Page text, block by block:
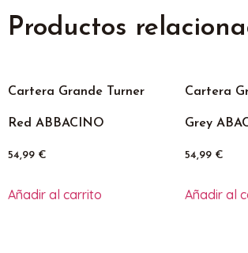
Productos
Cartera Grande Turner
Red ABBACINO
54,99 €
Añadir al carrito
Cartera
Grey
54,99 €
Añadir al